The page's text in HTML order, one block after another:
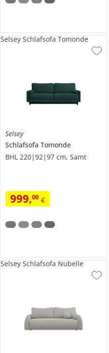
Selsey
Schlafsofa Tomonde
BHL 220|92|97 cm, Samt
999,00 €
Selsey Schlafsofa Tomonde
Selsey Schlafsofa Nubelle